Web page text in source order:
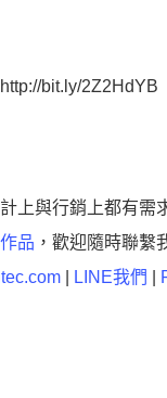
bit.ly/2Z2HdYB
上與行銷上都有需
作品 ，歡迎隨時聯繫
LINE我們